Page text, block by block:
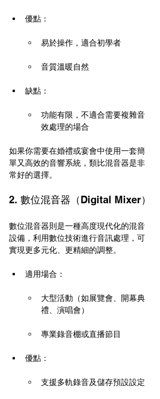
優點：
易於操作，適合初學者
音質溫暖自然
缺點：
功能有限，不適合需要複雜音
效處理的場合
如果你需要在婚禮或宴會中使用一套簡
單又高效的音響系統，類比混音器是非
常好的選擇。
2. 數位混音器（Digital Mixer）
數位混音器則是一種高度現代化的混音
設備，利用數位技術進行音訊處理，可
實現更多元化、更精細的調整。
適用場合：
大型活動（如展覽會、開幕典
禮、演唱會）
專業錄音棚或直播節目
優點：
支援多軌錄音及儲存預設設定